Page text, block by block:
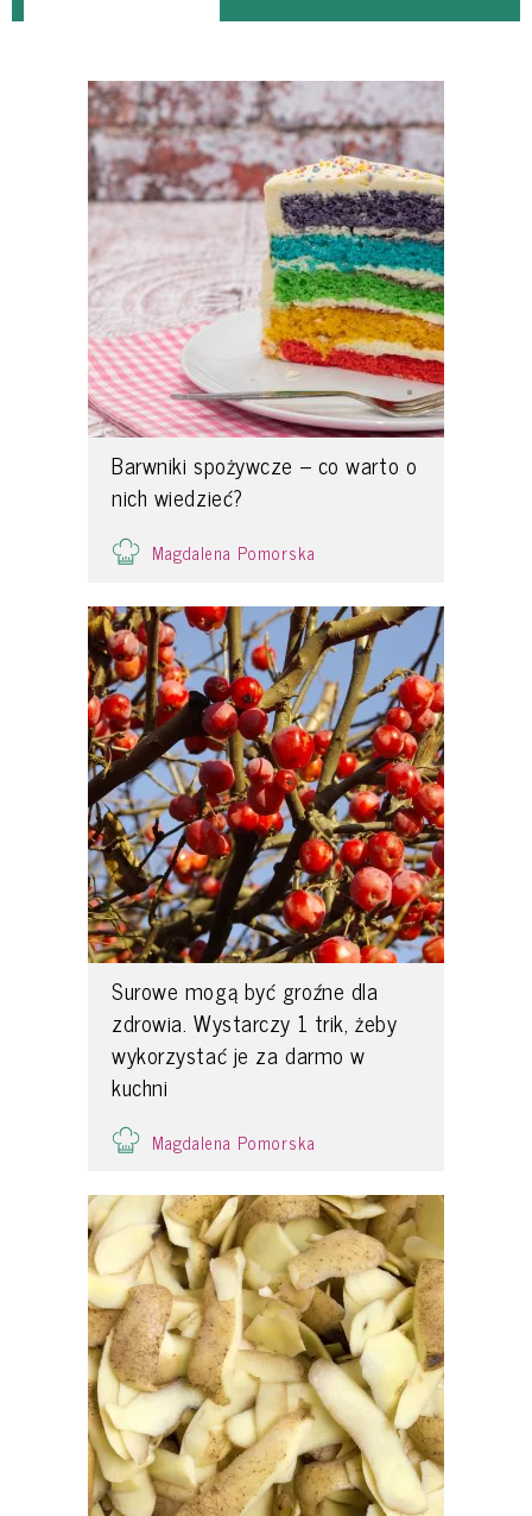
Barwniki spożywcze – co warto o
nich wiedzieć?
Magdalena Pomorska
Surowe mogą być groźne dla
zdrowia. Wystarczy 1 trik, żeby
wykorzystać je za darmo w
kuchni
Magdalena Pomorska